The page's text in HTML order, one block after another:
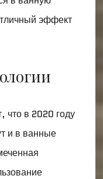
эффект
что в 2020 году
и в ванные